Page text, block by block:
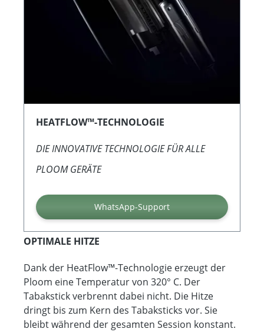
HEATFLOW™-TECHNOLOGIE
DIE INNOVATIVE TECHNOLOGIE FÜR ALLE
PLOOM GERÄTE
WhatsApp-Support
OPTIMALE HITZE
Dank der HeatFlow™-Technologie erzeugt der
Ploom eine Temperatur von 320° C. Der
Tabakstick verbrennt dabei nicht. Die Hitze
dringt bis zum Kern des Tabaksticks vor. Sie
bleibt während der gesamten Session konstant.